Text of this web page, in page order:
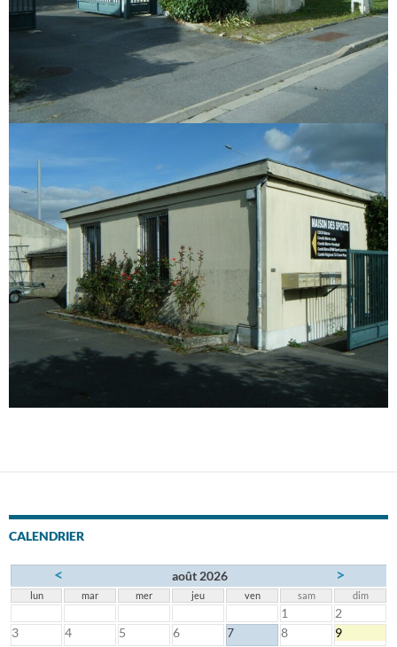
CALENDRIER
< août 2026 >
lun mar mer jeu ven sam dim
1
2
3
4 5 6 7 8
9